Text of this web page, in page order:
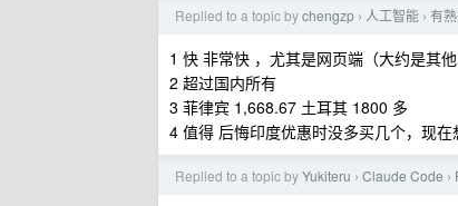
Replied to a topic bychengzp › 人工智能 › 有
1 快 非常快 ，尤其是网页端（大约是其他
2 超过国内所有
3 菲律宾 1,668.67 土耳其 1800 多
4 值得 后悔印度优惠时没多买几个，现
Replied to a topic byYukiteru › Claude Code ›